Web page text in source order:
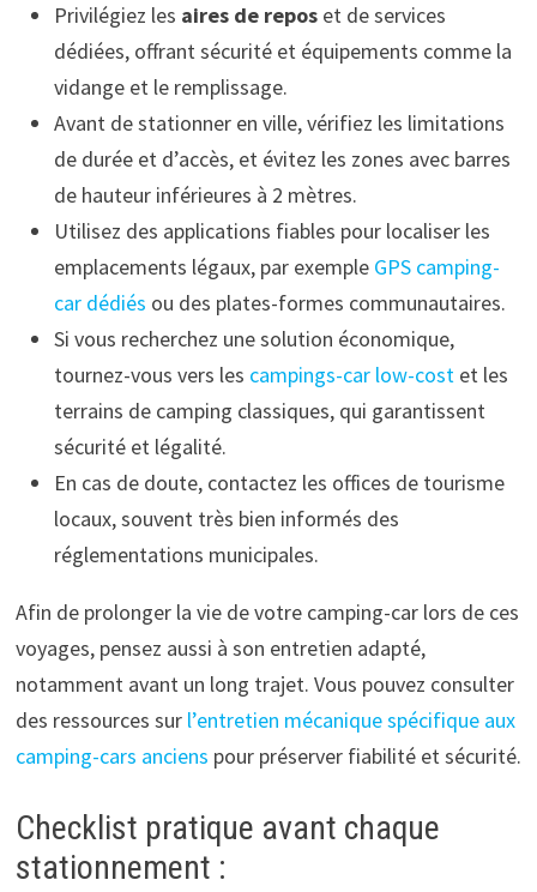
Privilégiez les aires de reposet de services
dédiées, offrant sécurité et équipements comme la
vidange et le remplissage.
Avant de stationner en ville, vérifiez les limitations
de durée et d’accès, et évitez les zones avec barres
de hauteur inférieures à 2 mètres.
Utilisez des applications fiables pour localiser les
emplacements légaux, par exemple GPS camping-
car dédiés ou des plates-formes communautaires.
Si vous recherchez une solution économique,
tournez-vous vers les campings-car low-costet les
terrains de camping classiques, qui garantissent
sécurité et légalité.
En cas de doute, contactez les offices de tourisme
locaux, souvent très bien informés des
réglementations municipales.
Afin de prolonger la vie de votre camping-car lors de ces
voyages, pensez aussi à son entretien adapté,
notamment avant un long trajet. Vous pouvez consulter
des ressources sur l’entretien mécanique spécifique aux
camping-cars anciens pour préserver fiabilité et sécurité.
Checklist pratique avant chaque
stationnement :